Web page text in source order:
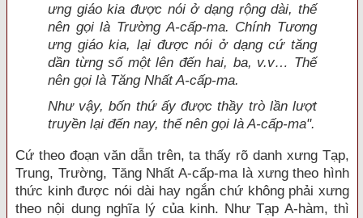
ưng giáo kia được nói ở dạng rộng dài, thế
nên gọi là Trường A-cấp-ma. Chính Tương
ưng giáo kia, lại được nói ở dạng cứ tăng
dần từng số một lên đến hai, ba, v.v… Thế
nên gọi là Tăng Nhất A-cấp-ma.
Như vậy, bốn thứ ấy được thầy trò lần lượt
truyền lại đến nay, thế nên gọi là A-cấp-ma".
Cứ theo đoạn văn dẫn trên, ta thấy rõ danh xưng Tạp,
Trung, Trường, Tăng Nhất A-cấp-ma là xưng theo hình
thức kinh được nói dài hay ngắn chứ không phải xưng
theo nội dung nghĩa lý của kinh. Như Tạp A-hàm, thì